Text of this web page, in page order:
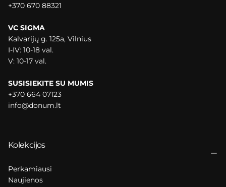
+370 670 88321
VC SIGMA
Kalvarijų g. 125a, Vilnius
I-IV: 10-18 val.
V: 10-17 val.
SUSISIEKITE SU MUMIS
+370 664 07123
info@donum.lt
Kolekcijos
Perkamiausi
Naujienos